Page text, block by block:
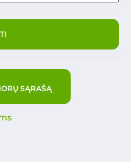
SĄRAŠĄ